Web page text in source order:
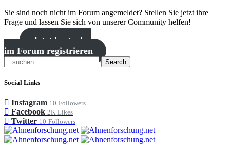
Sie sind noch nicht im Forum angemeldet? Stellen Sie jetzt ihre
Frage und lassen Sie sich von unserer Community helfen!
Jetzt kostenlos
im Forum registrieren
Search
Social Links
Instagram 10 Followers
Facebook 2K Likes
Twitter 10 Followers